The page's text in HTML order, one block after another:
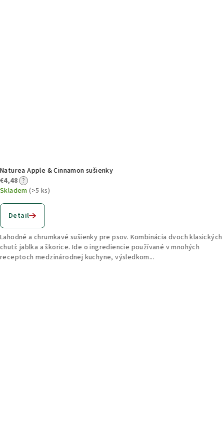
Naturea Apple & Cinnamon sušienky
€4,48 ?
Skladem(>5 ks)
Detail
Lahodné a chrumkavé sušienky pre psov. Kombinácia dvoch klasických
chutí: jablka a škorice. Ide o ingrediencie používané v mnohých
receptoch medzinárodnej kuchyne, výsledkom...